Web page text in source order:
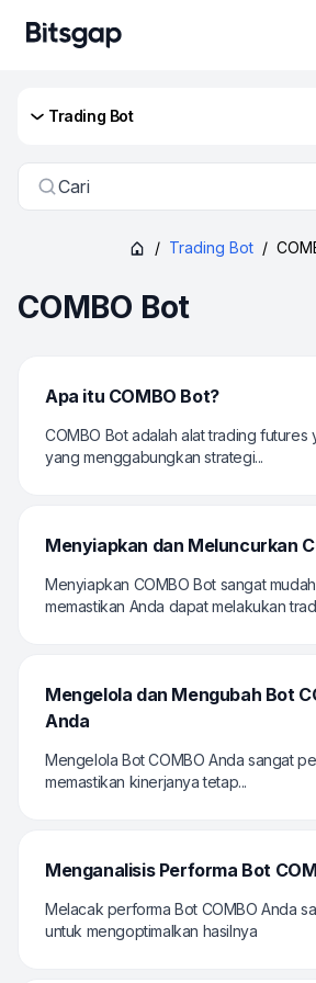
Trading Bot
Cari
/ Trading Bot /
COMBO Bot
Apa itu COMBO Bot?
COMBO Bot adalah alat trading futures
yang menggabungkan strategi...
Menyiapkan dan Meluncurkan
Menyiapkan COMBO Bot sangat
memastikan Anda dapat melakukan
Mengelola dan Mengubah Bot
Anda
Mengelola Bot COMBO Anda sangat
memastikan kinerjanya tetap...
Menganalisis Performa Bot
Melacak performa Bot COMBO Anda
untuk mengoptimalkan hasilnya